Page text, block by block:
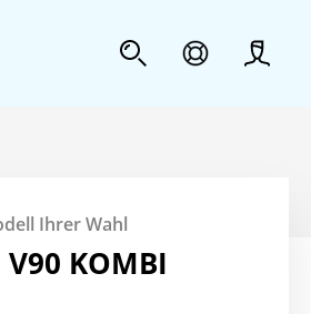
Ihrer Wahl
V90 KOMBI